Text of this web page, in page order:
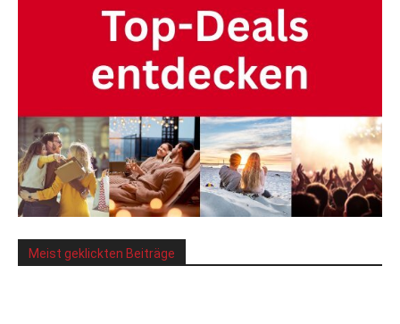
Meist geklickten Beiträge